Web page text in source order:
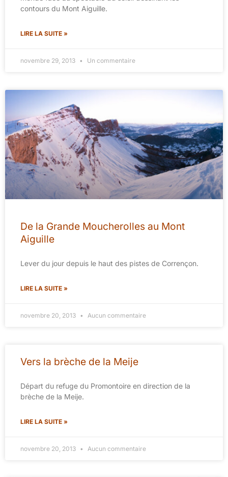
contours du Mont Aiguille.
LIRE LA SUITE »
novembre 29, 2013 Un commentaire
De la Grande Moucherolles au Mont
Aiguille
Lever du jour depuis le haut des pistes de Corrençon.
LIRE LA SUITE »
novembre 20, 2013 Aucun commentaire
Vers la brèche de la Meije
Départ du refuge du Promontoire en direction de la
brèche de la Meije.
LIRE LA SUITE »
novembre 20, 2013 Aucun commentaire